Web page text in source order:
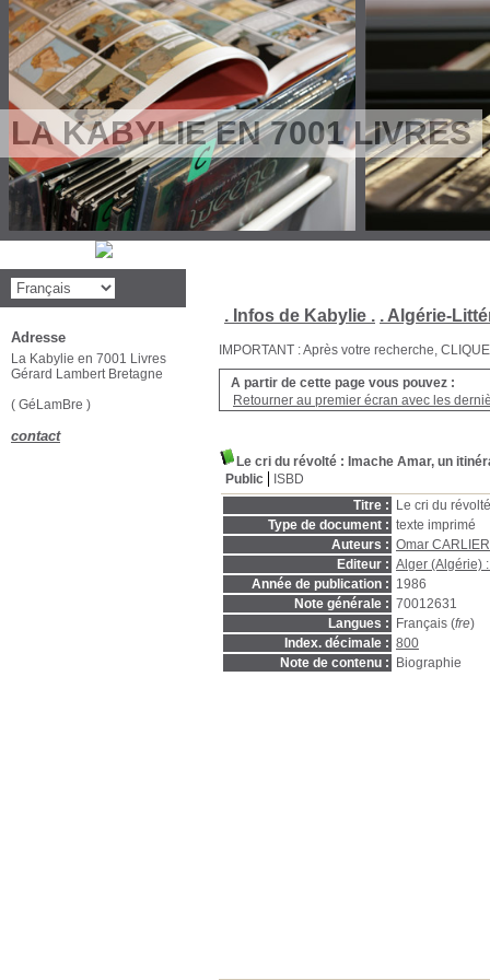
LA KABYLIE EN 7001 LIVRES
. Infos de Kabylie . . Algérie-
IMPORTANT : Après votre recherche,
A partir de cette page vous pouvez :
Retourner au premier écran avec les
Le cri du révolté : Imache Amar, un
Public
ISBD
Titre :
Le cri du
Type de document : texte imprimé
Auteurs : Omar CARLIER
Editeur : Alger (Algérie)
Année de publication : 1986
Note générale : 70012631
Langues :
Français (fre)
Index. décimale : 800
Note de contenu :
Biographie
Adresse
La Kabylie en 7001 Livres
Gérard Lambert Bretagne
( GéLamBre )
contact